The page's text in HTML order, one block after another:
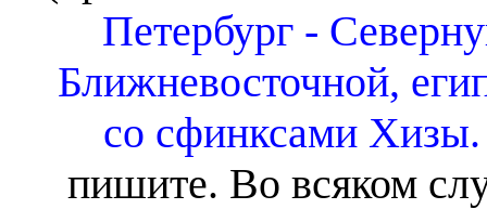
Петербург -
Ближневосточной,
со сфинксами Хизы.
пишите. Во всяком